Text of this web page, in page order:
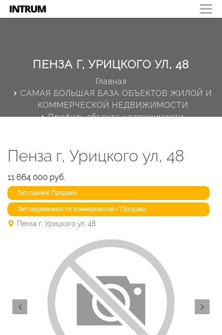
ПЕНЗА Г, УРИЦКОГО УЛ, 48
Главная
САМАЯ БОЛЬШАЯ БАЗА ОБЪЕКТОВ ЖИЛОЙ И
КОММЕРЧЕСКОЙ НЕДВИЖИМОСТИ
Профиль объекта недвижимости
Пенза г, Урицкого ул, 48
11 664 000 руб.
Тип сделки: Продажа
Тип недвижимости: Коммерческая / Продажа
Пенза г, Урицкого ул, 48